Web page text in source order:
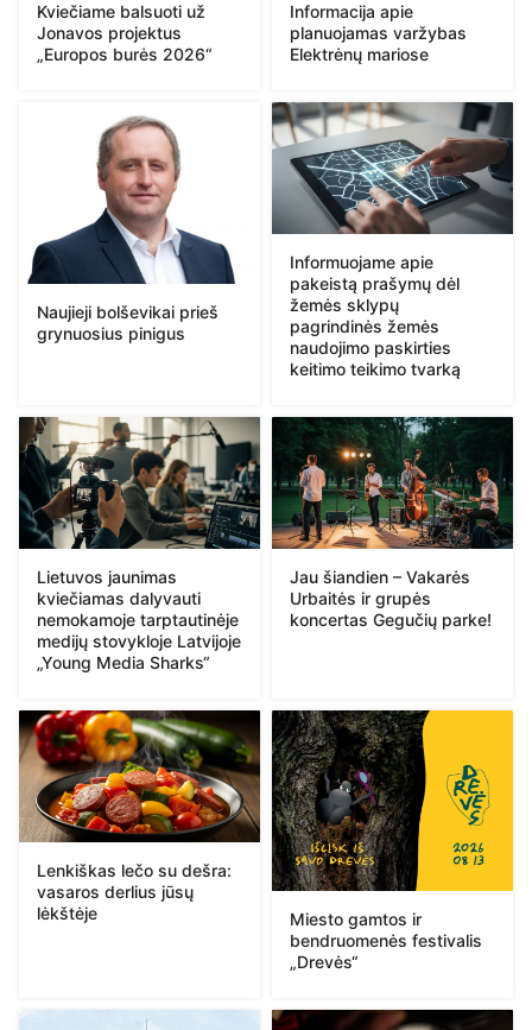
Kviečiame balsuoti už
Jonavos projektus
„Europos burės 2026“
Informacija apie
planuojamas varžybas
Elektrėnų mariose
Naujieji bolševikai prieš
grynuosius pinigus
Informuojame apie
pakeistą prašymų dėl
žemės sklypų
pagrindinės žemės
naudojimo paskirties
keitimo teikimo tvarką
Lietuvos jaunimas
kviečiamas dalyvauti
nemokamoje tarptautinėje
medijų stovykloje Latvijoje
„Young Media Sharks“
Jau šiandien – Vakarės
Urbaitės ir grupės
koncertas Gegučių parke!
Lenkiškas lečo su dešra:
vasaros derlius jūsų
lėkštėje
Miesto gamtos ir
bendruomenės festivalis
„Drevės“